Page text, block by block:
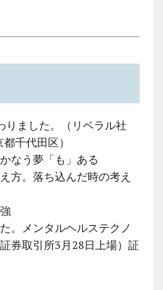
りました。（リベラル社
千代田区）
う夢「も」ある
方。落ち込んだ時の考え
。メンタルヘルステクノ
券取引所3月28日上場）証